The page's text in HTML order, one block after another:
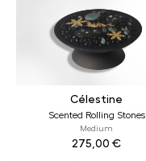
Célestine
Scented Rolling Stones
Medium
275,00€